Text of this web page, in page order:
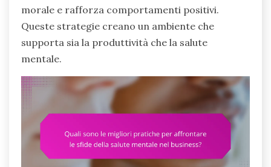
morale e rafforza comportamenti positivi.
Queste strategie creano un ambiente che
supporta sia la produttività che la salute
mentale.